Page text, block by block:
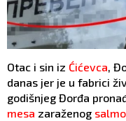
Otac i sin iz Ćićevca,
danas jer je u fabrici
godišnjeg Đorđa
mesa zaraženog